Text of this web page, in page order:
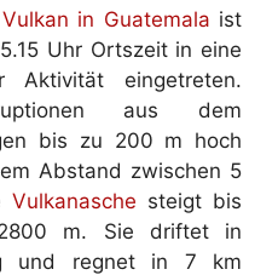
Vulkan in Guatemala ist
Uhr Ortszeit in eine
Aktivität eingetreten.
aus dem
bis zu 200 m hoch
Abstand zwischen 5
Vulkanasche steigt bis
m. Sie driftet in
und regnet in 7 km